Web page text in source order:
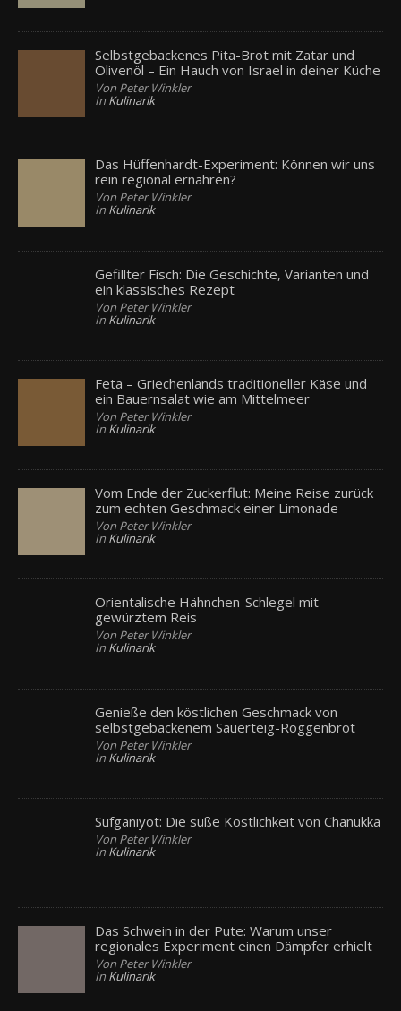
Selbstgebackenes Pita-Brot mit Zatar und
Olivenöl – Ein Hauch von Israel in deiner Küche
Von Peter Winkler
In Kulinarik
Das Hüffenhardt-Experiment: Können wir uns
rein regional ernähren?
Von Peter Winkler
In Kulinarik
Gefillter Fisch: Die Geschichte, Varianten und
ein klassisches Rezept
Von Peter Winkler
In Kulinarik
Feta – Griechenlands traditioneller Käse und
ein Bauernsalat wie am Mittelmeer
Von Peter Winkler
In Kulinarik
Vom Ende der Zuckerflut: Meine Reise zurück
zum echten Geschmack einer Limonade
Von Peter Winkler
In Kulinarik
Orientalische Hähnchen-Schlegel mit
gewürztem Reis
Von Peter Winkler
In Kulinarik
Genieße den köstlichen Geschmack von
selbstgebackenem Sauerteig-Roggenbrot
Von Peter Winkler
In Kulinarik
Sufganiyot: Die süße Köstlichkeit von Chanukka
Von Peter Winkler
In Kulinarik
Das Schwein in der Pute: Warum unser
regionales Experiment einen Dämpfer erhielt
Von Peter Winkler
In Kulinarik